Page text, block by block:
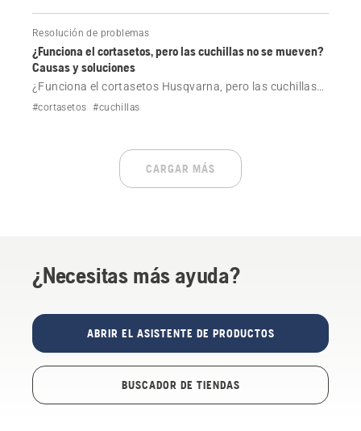
Resolución de problemas
¿Funciona el cortasetos, pero las cuchillas no se mueven?
Causas y soluciones
¿Funciona el cortasetos Husqvarna, pero las cuchillas
no se mueven? Comprueba si las cuchillas están
#cortasetos #cuchillas
CARGAR MÁS
¿Necesitas más ayuda?
ABRIR EL ASISTENTE DE PRODUCTOS
BUSCADOR DE TIENDAS